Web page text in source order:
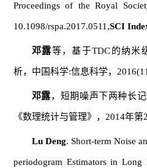
Proceedings of the Royal
10.1098/rspa.2017.0511,SCI
邓露等，基于TDC的纳米
析，中国科学:信息科学，
邓露，短期噪声下两种长
《数理统计与管理》，2014年第
Lu Deng. Short-term Noise
periodogram Estimators in